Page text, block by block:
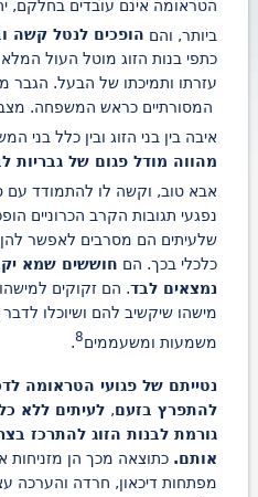
הטראומה אינם עובדים בחלקם,
ביותר, והם הופכים לנטל קשה
כתפי בנות הזוג מוטל העול
עזרתו ותמיכתו של הבעל. הגבר
המסורתיים כראש המשפחה.
איבה בין בני הזוג ובין כלל בני
מהווה מודל פגום של גבריות
אבא טוב, וקשה לו להתמודד עם
נפגעי תגובות הקרב הכרוניים
שלעיתים הם מסרבים לאפשר
כלכלי בכך. הם חוששים שמא
נמצאים לבד. הם זקוקים
מישהו שיקשיב להם ושיוכלו
משמעות ומשעממים8
.
נטייתם של פגועי הטראומה
להתפרץ בזעם,לעיתים ללא כל
גורמת לבנות הזוג להתרכז
אותם.כתוצאה מכך הן מזניחות
מפתחות דיכאון, חרדה והערכה